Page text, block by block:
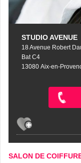
STUDIO AVENUE
18 Avenue Robert
Bat C4
13080 Aix-en-
SALON DE